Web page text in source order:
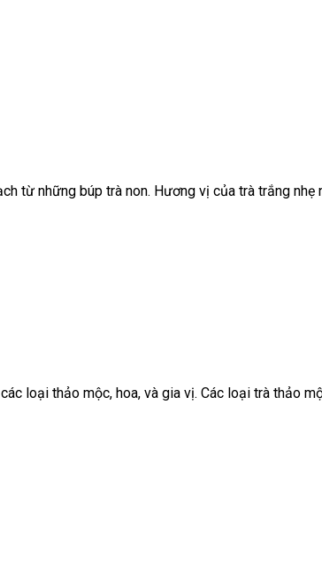
từ những búp trà non. Hương vị của trà trắng nhẹ
loại thảo mộc, hoa, và gia vị. Các loại trà thảo